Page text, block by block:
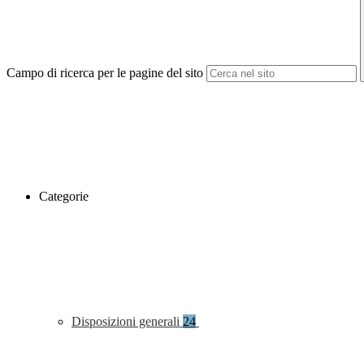
Campo di ricerca per le pagine del sito
Categorie
Disposizioni generali 24